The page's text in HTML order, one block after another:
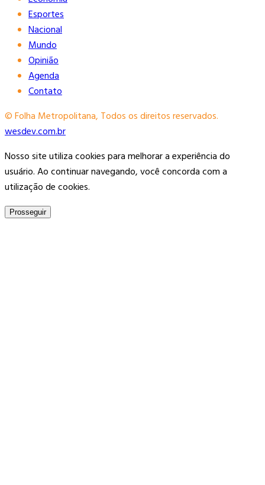
Esportes
Nacional
Mundo
Opinião
Agenda
Contato
© Folha Metropolitana, Todos os direitos reservados.
wesdev.com.br
Nosso site utiliza cookies para melhorar a experiência do
usuário. Ao continuar navegando, você concorda com a
utilização de cookies.
Prosseguir